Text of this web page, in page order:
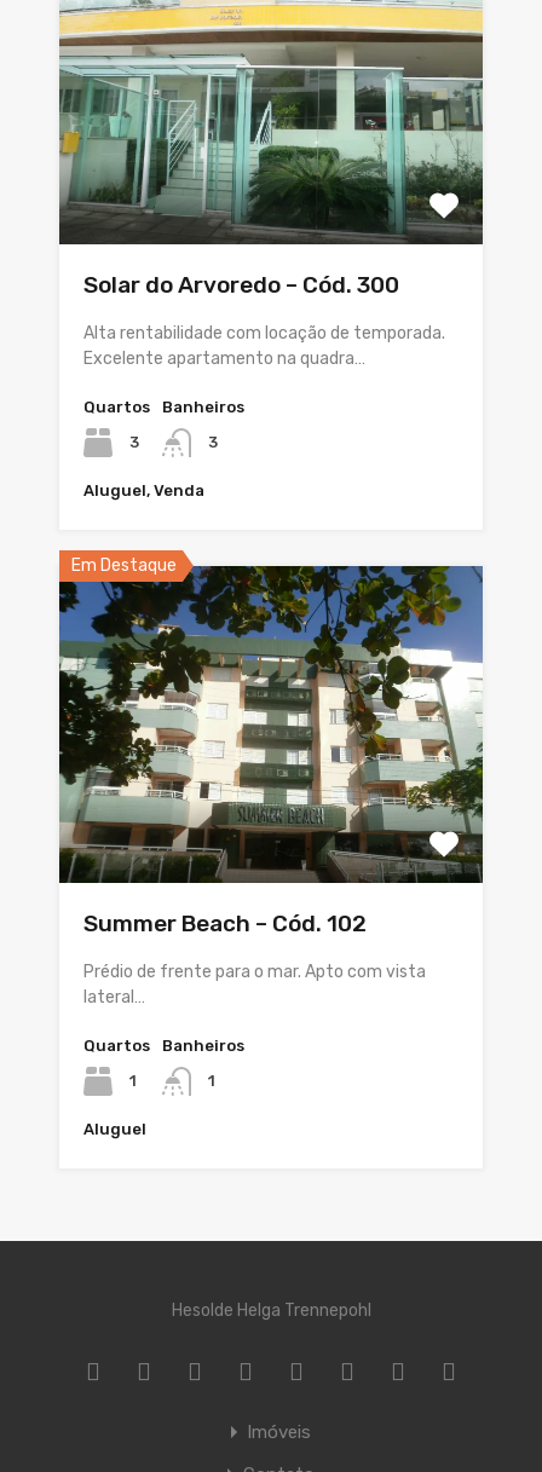
Solar do Arvoredo – Cód. 300
Alta rentabilidade com locação de temporada.
Excelente apartamento na quadra…
Quartos
3
Banheiros
3
Aluguel, Venda
Em Destaque
Summer Beach – Cód. 102
Prédio de frente para o mar. Apto com vista
lateral…
Quartos
1
Banheiros
1
Aluguel
Hesolde Helga Trennepohl
Imóveis